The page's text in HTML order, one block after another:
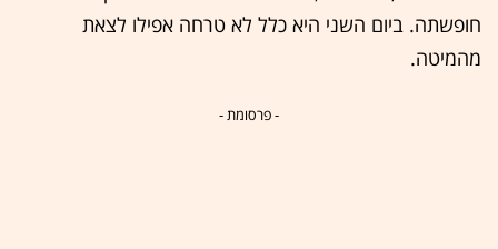
חופשתה. ביום השני היא כלל לא טרחה אפילו לצאת
מהמיטה.
- פרסומת -